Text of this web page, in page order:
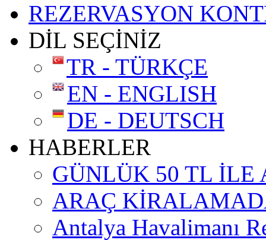
REZERVASYON
DİL SEÇİNİZ
TR - TÜRKÇE
EN - ENGLISH
DE - DEUTSCH
HABERLER
GÜNLÜK 50 TL
ARAÇ
Antalya Havalimanı